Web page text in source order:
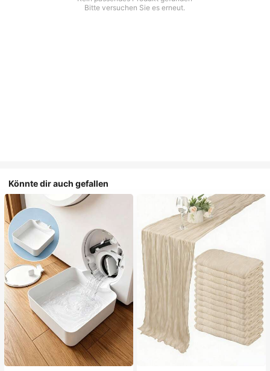
Bitte versuchen Sie es erneut.
Könnte dir auch gefallen